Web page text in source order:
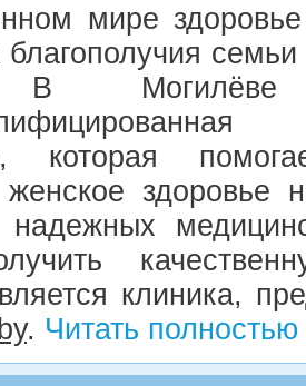
мире
благополучия
В Могилёве
которая
женское здоровье
клиника,
. Читать полностью